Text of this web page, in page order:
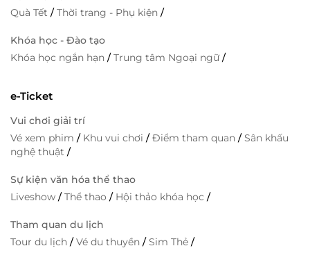
Quà Tết /Thời trang - Phụ kiện /
Khóa học - Đào tạo
Khóa học ngắn hạn /Trung tâm Ngoại ngữ/
e-Ticket
Vui chơi giải trí
Vé xem phim / Khu vui chơi /Điểm tham quan /Sân khấu
nghệ thuật /
Sự kiện văn hóa thể thao
Liveshow /Thể thao / Hội thảo khóa học /
Tham quan du lịch
Tour du lịch /Vé du thuyền /Sim Thẻ /